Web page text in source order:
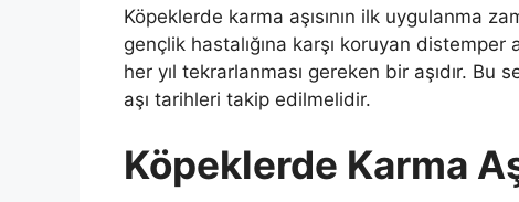
Köpeklerde karma aşısının ilk uygulanma
gençlik hastalığına karşı koruyan distemper
her yıl tekrarlanması gereken bir aşıdır. Bu
aşı tarihleri takip edilmelidir.
Köpeklerde Karma